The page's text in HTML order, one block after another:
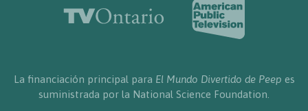
La financiación principal para El Mundo Divertido de Peep es
suministrada por la National Science Foundation.